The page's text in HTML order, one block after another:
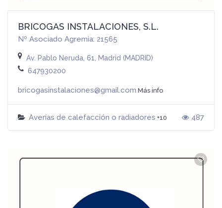
BRICOGAS INSTALACIONES, S.L.
Nº Asociado Agremia: 21565
Av. Pablo Neruda, 61, Madrid (MADRID)
647930200
bricogasinstalaciones@gmail.com Más info
Averías de calefacción o radiadores +10 487